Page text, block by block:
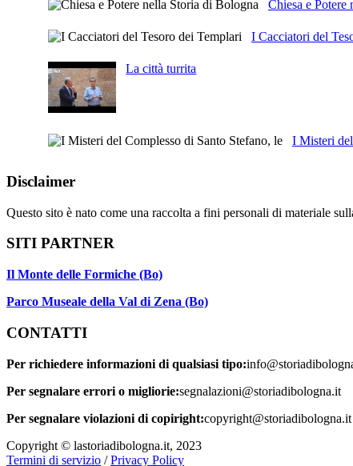
Chiesa e Potere
I Cacciatori del
La città turrita
I Misteri
Disclaimer
Questo sito è nato come una raccolta a fini personali di materiale
SITI PARTNER
Il Monte delle Formiche (Bo)
Parco Museale della Val di Zena (Bo)
CONTATTI
Per richiedere informazioni di qualsiasi tipo:
Per segnalare errori o migliorie:segnalazioni@storiadibologna.it
Per segnalare violazioni di copiright:copyright@storiadibologna.it
Copyright © lastoriadibologna.it, 2023
Termini di servizio /Privacy Policy